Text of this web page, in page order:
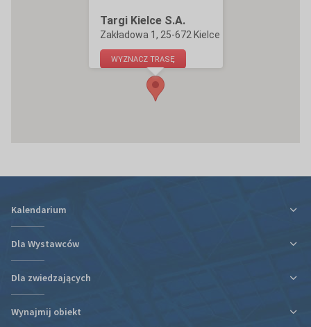
Targi Kielce S.A.
Zakładowa 1, 25-672 Kielce
WYZNACZ TRASĘ
Kalendarium
Dla Wystawców
Ulga podatkowa za udział w targach
Plan targów i hal
Dla zwiedzających
Plan targów i hal
Wynajmij obiekt